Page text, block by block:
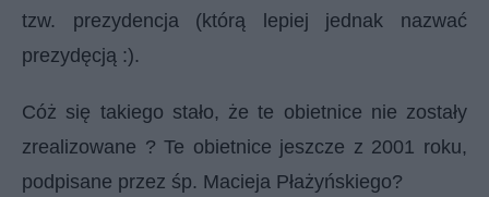
tzw. prezydencja (którą lepiej jednak nazwać
prezydęcją :).
Cóż się takiego stało, że te obietnice nie zostały
zrealizowane ? Te obietnice jeszcze z 2001 roku,
podpisane przez śp. Macieja Płażyńskiego?